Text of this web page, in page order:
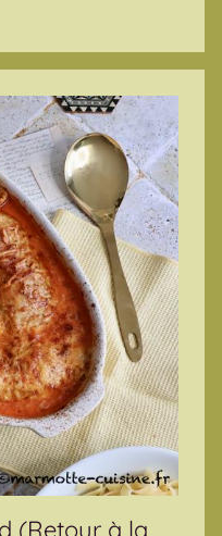
(Retour à la